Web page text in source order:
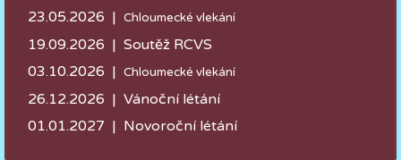
23.05.2026 | Chloumecké vlekání
19.09.2026 | Soutěž RCVS
03.10.2026 | Chloumecké vlekání
26.12.2026 | Vánoční létání
01.01.2027 | Novoroční létání